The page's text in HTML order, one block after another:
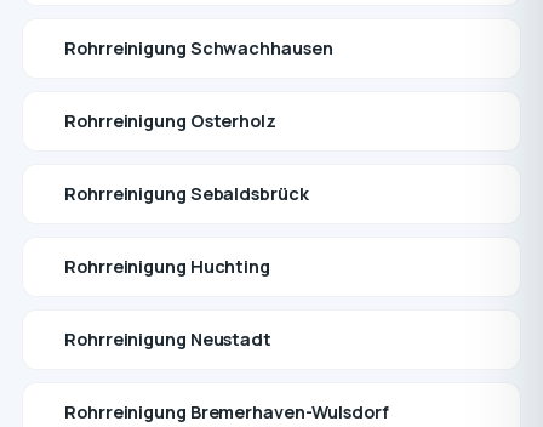
Rohrreinigung Schwachhausen
Rohrreinigung Osterholz
Rohrreinigung Sebaldsbrück
Rohrreinigung Huchting
Rohrreinigung Neustadt
Rohrreinigung Bremerhaven-Wulsdorf